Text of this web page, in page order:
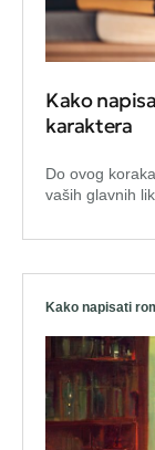
Kako
karaktera
Do ovog
vaših glavnih
Kako napisati